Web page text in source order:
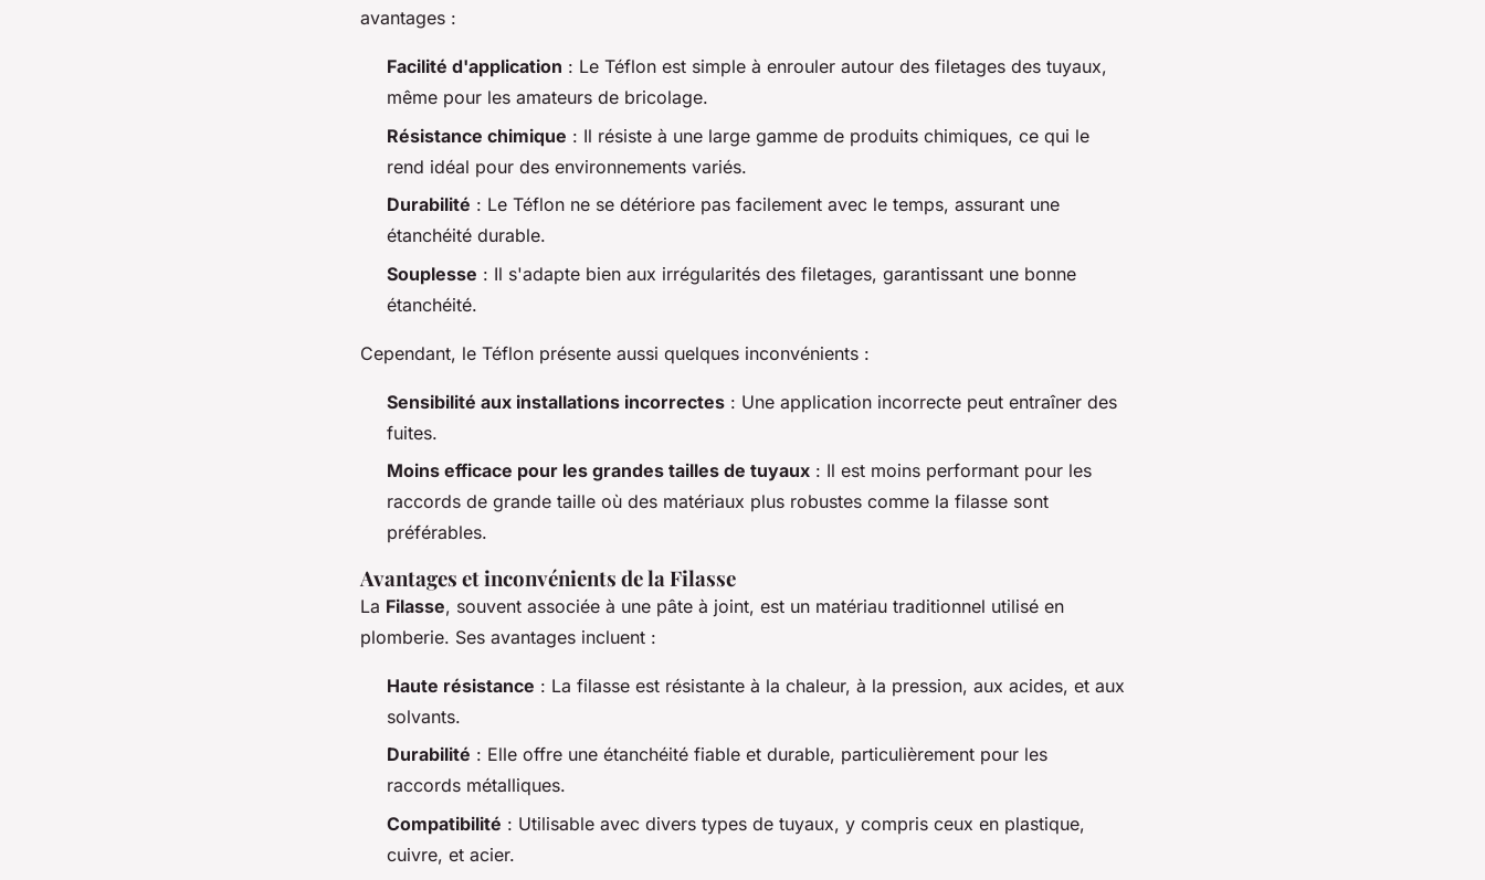
avantages :
Facilité d'application : Le Téflon est simple à enrouler autour des filetages des tuyaux,
même pour les amateurs de bricolage.
Résistance chimique : Il résiste à une large gamme de produits chimiques, ce qui le
rend idéal pour des environnements variés.
Durabilité : Le Téflon ne se détériore pas facilement avec le temps, assurant une
étanchéité durable.
Souplesse : Il s'adapte bien aux irrégularités des filetages, garantissant une bonne
étanchéité.
Cependant, le Téflon présente aussi quelques inconvénients :
Sensibilité aux installations incorrectes : Une application incorrecte peut entraîner des
fuites.
Moins efficace pour les grandes tailles de tuyaux : Il est moins performant pour les
raccords de grande taille où des matériaux plus robustes comme la filasse sont
préférables.
Avantages et inconvénients de la Filasse
La Filasse, souvent associée à une pâte à joint, est un matériau traditionnel utilisé en
plomberie. Ses avantages incluent :
Haute résistance : La filasse est résistante à la chaleur, à la pression, aux acides, et aux
solvants.
Durabilité : Elle offre une étanchéité fiable et durable, particulièrement pour les
raccords métalliques.
Compatibilité : Utilisable avec divers types de tuyaux, y compris ceux en plastique,
cuivre, et acier.